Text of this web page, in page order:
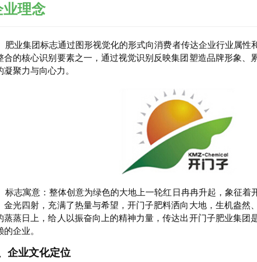
业理念
集团标志通过图形视觉化的形式向消费者传达企业行业属性
合的核心识别要素之一，通过视觉识别反映集团塑造品牌形象、
凝聚力与向心力。
寓意：整体创意为绿色的大地上一轮红日冉冉升起，象征着
金光四射，充满了热量与希望，开门子肥料洒向大地，生机盎然
蒸蒸日上，给人以振奋向上的精神力量，传达出开门子肥业集团
的企业。
企业文化定位